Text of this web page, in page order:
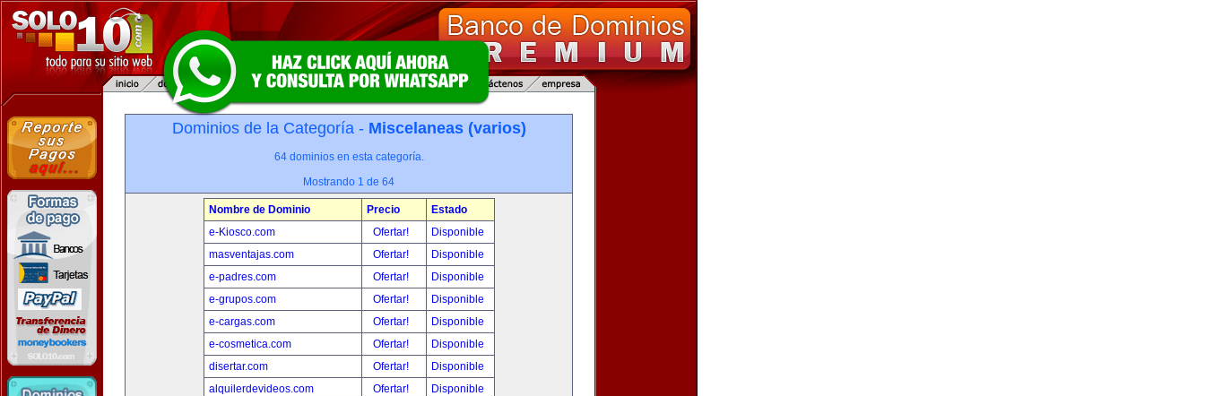
Dominios de la Categoría - Miscelaneas (varios)
64 dominios en esta categoría.
Mostrando 1 de 64
Nombre de Dominio Precio
Estado
e-Kiosco.com
Ofertar!
Disponible
masventajas.com
Ofertar!
Disponible
e-padres.com
Ofertar!
Disponible
e-grupos.com
Ofertar!
Disponible
e-cargas.com
Ofertar!
Disponible
e-cosmetica.com
Ofertar!
Disponible
disertar.com
Ofertar!
Disponible
alquilerdevideos.com
Ofertar!
Disponible